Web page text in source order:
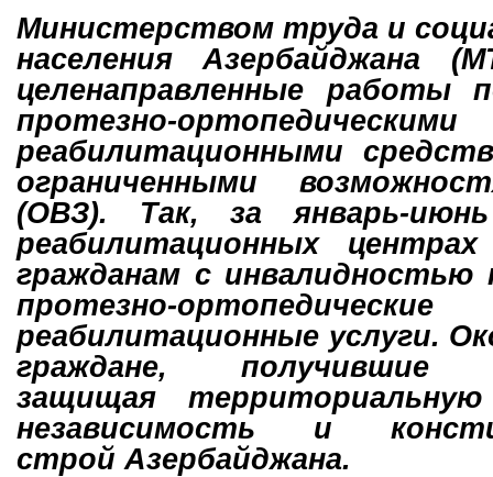
Министерством труда и
населения Азербайджана
целенаправленные работы
протезно-
реабилитационными
ограниченными
(ОВЗ). Так, за январь-
реабилитационных
гражданам с инвалидностью
протезно-ортопедические
реабилитационные услуги.
граждане, получившие
защищая
независимость и
строй Азербайджана.